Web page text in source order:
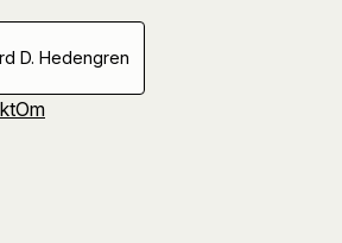
D. Hedengren
Om